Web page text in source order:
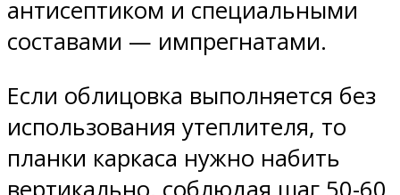
антисептиком и специальными
составами — импрегнатами.
Если облицовка выполняется без
использования утеплителя, то
планки каркаса нужно набить